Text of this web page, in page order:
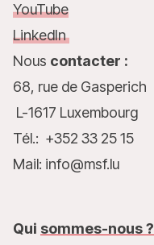
YouTube
LinkedIn
Nous contacter :
68, rue de Gasperich
L-1617 Luxembourg
Tél.: +352 33 25 15
Mail: info@msf.lu
Qui sommes-nous ?